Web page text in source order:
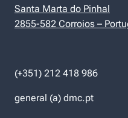
Santa Marta do Pinhal
2855-582 Corroios –
(+351) 212 418 986
general (a) dmc.pt